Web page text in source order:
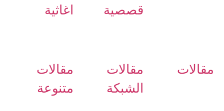
قصصية اغاثية
مقالات
مقالات
الشبكة
مقالات
متنوعة